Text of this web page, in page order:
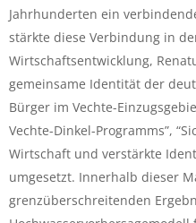
Jahrhunderten ein
stärkte diese Verbindung in
Wirtschaftsentwicklung,
gemeinsame Identität der
Bürger im Vechte-
Vechte-Dinkel-Programms”,
Wirtschaft und verstärkte
umgesetzt. Innerhalb dieser
grenzüberschreitenden